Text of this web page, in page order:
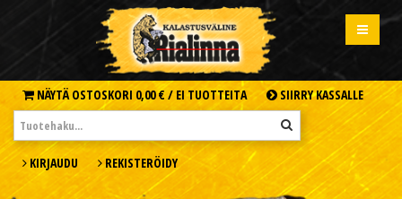
NÄYTÄ OSTOSKORI 0,00 € / EI TUOTTEITA SIIRRY KASSALLE
KIRJAUDU REKISTERÖIDY